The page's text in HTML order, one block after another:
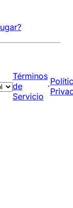
Términos
de
Servicio
·